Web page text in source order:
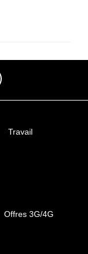
Travail
Offres 3G/4G